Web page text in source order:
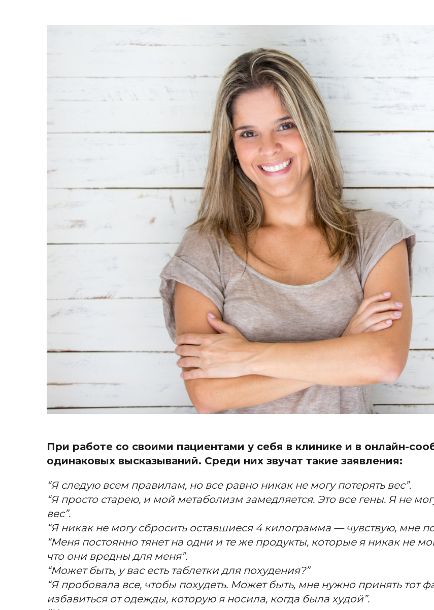
При работе со своими пациентами у себя в клинике и в онлайн-
одинаковых высказываний. Среди них звучат такие заявления:
“Я следую всем правилам, но все равно никак не могу потерять вес”.
“Я просто старею, и мой метаболизм замедляется. Это все гены. Я не
вес”.
“Я никак не могу сбросить оставшиеся 4 килограмма — чувствую, мне
“Меня постоянно тянет на одни и те же продукты, которые я никак не
что они вредны для меня”.
“Может быть, у вас есть таблетки для похудения?”
“Я пробовала все, чтобы похудеть. Может быть, мне нужно принять тот
избавиться от одежды, которую я носила, когда была худой”.